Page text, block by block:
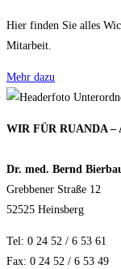
Hier finden Sie alles
Mitarbeit.
Mehr dazu
WIR FÜR RUANDA –
Dr. med. Bernd
Grebbener Straße 12
52525 Heinsberg
Tel: 0 24 52 / 6 53 61
Fax: 0 24 52 / 6 53 49